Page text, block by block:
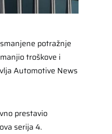
potražnje
troškove i
Automotive News
prestavio
serija 4.